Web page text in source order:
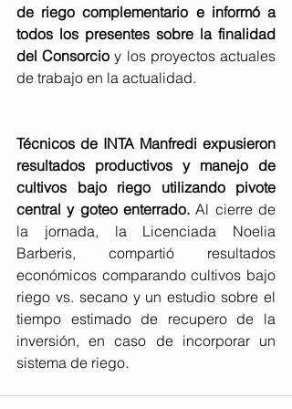
de riego complementario e informó a
todos los presentes sobre la finalidad
del Consorcio y los proyectos actuales
de trabajo en la actualidad.
Técnicos de INTA Manfredi expusieron
resultados productivos y manejo de
cultivos bajo riego utilizando pivote
central y goteo enterrado. Al cierre de
la jornada, la Licenciada Noelia
Barberis, compartió resultados
económicos comparando cultivos bajo
riego vs. secano y un estudio sobre el
tiempo estimado de recupero de la
inversión, en caso de incorporar un
sistema de riego.